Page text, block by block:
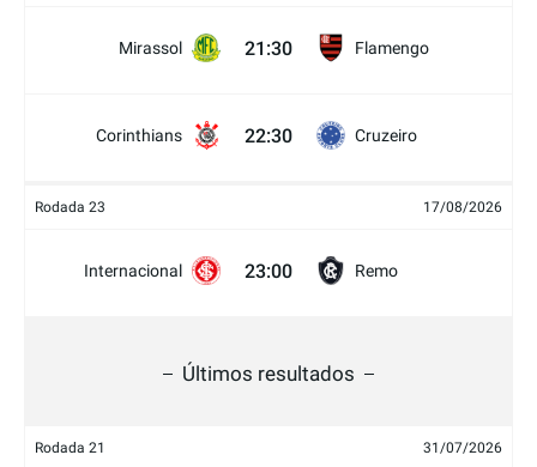
Mirassol 21:30 Flamengo
Corinthians 22:30 Cruzeiro
Rodada 23 17/08/2026
Internacional 23:00 Remo
Últimos resultados
Rodada 21 31/07/2026